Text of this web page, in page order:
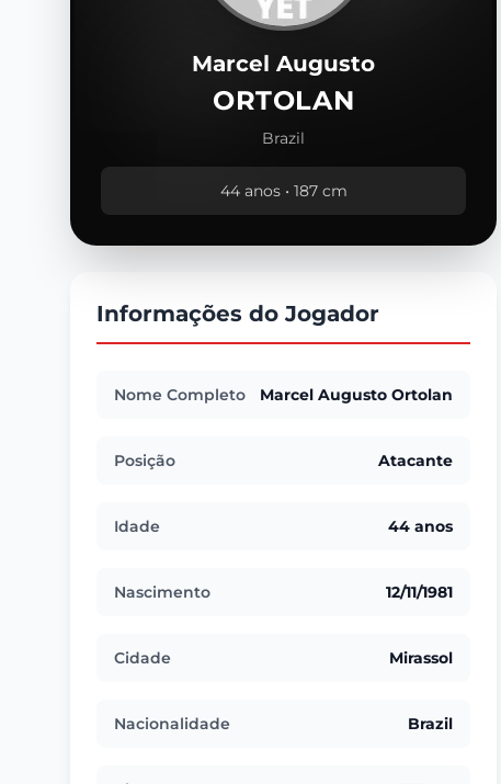
Marcel Augusto
ORTOLAN
Brazil
44 anos • 187 cm
Informações do Jogador
Nome Completo Marcel Augusto Ortolan
Posição Atacante
Idade 44 anos
Nascimento 12/11/1981
Cidade Mirassol
Nacionalidade Brazil